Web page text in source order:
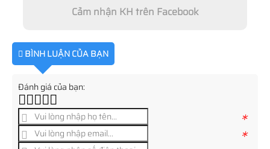
Cảm nhận KH trên Facebook
BÌNH LUẬN CỦA BẠN
Đánh giá của bạn:
*
*